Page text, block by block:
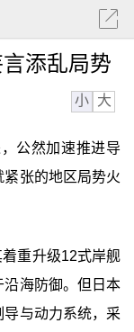
添乱局势
小 大
公然加速推进导
张的地区局势火
着重升级12式岸舰
沿海防御。但日本
与动力系统，采